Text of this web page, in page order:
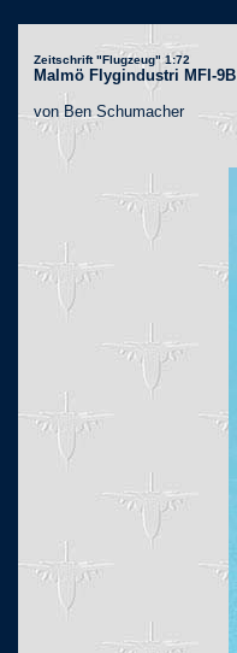
Zeitschrift "Flugzeug" 1:72
Malmö Flygindustri MFI-9B
von Ben Schumacher